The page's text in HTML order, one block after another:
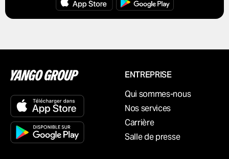
ENTREPRISE
Qui sommes-nous
Nos services
Carrière
Salle de presse